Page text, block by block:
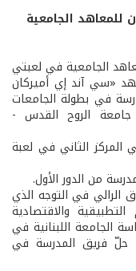
للمعاهد الجامعية
الجامعية في لعبتي
«سي آند إي أميركان
في بطولة الجامعات
جامعة الروح القدس -
المركز الثاني في لعبة
من الدور الأول.
الرالي في التوجه الذي
والاقتصادية
الجامعة اللبنانية في
وفي النتيجة، حلّ فريق المدرسة في